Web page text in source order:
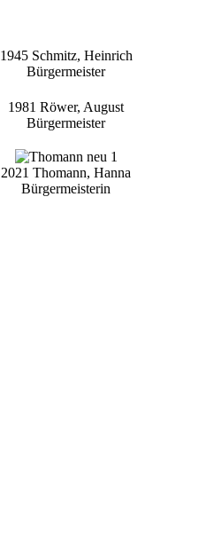
1945 Schmitz, Heinrich
Bürgermeister
1981 Röwer, August
Bürgermeister
2021 Thomann, Hanna
Bürgermeisterin